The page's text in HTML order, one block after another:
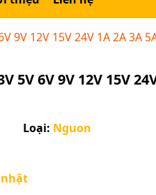
9V 12V 15V 24V 1A 2A 3A
5V 6V 9V 12V 15V
Loại: Nguon